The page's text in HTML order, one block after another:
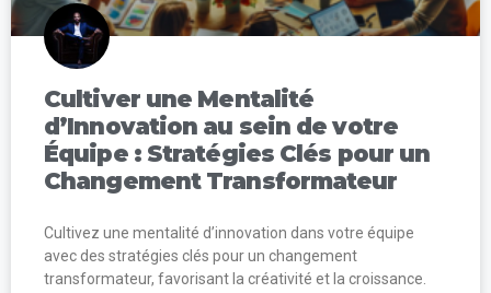
Cultiver une Mentalité
d’Innovation au sein de votre
Équipe : Stratégies Clés pour un
Changement Transformateur
Cultivez une mentalité d’innovation dans votre équipe
avec des stratégies clés pour un changement
transformateur, favorisant la créativité et la croissance.